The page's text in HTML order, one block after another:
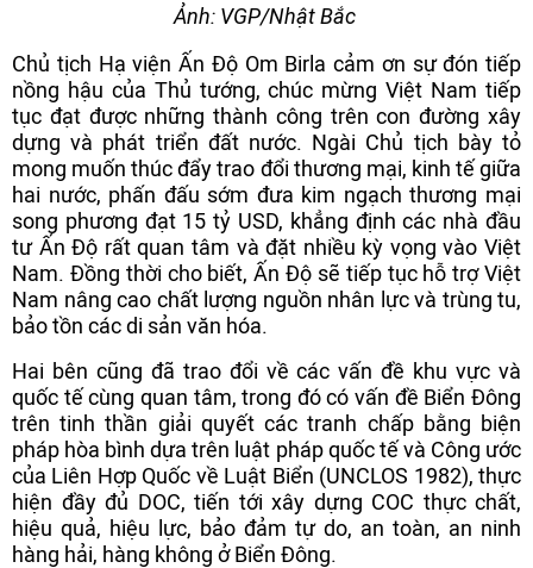
Ảnh: VGP/Nhật Bắc
Chủ tịch Hạ viện Ấn Độ Om Birla cảm ơn sự đón tiếp
nồng hậu của Thủ tướng, chúc mừng Việt Nam tiếp
tục đạt được những thành công trên con đường xây
dựng và phát triển đất nước. Ngài Chủ tịch bày tỏ
mong muốn thúc đẩy trao đổi thương mại, kinh tế giữa
hai nước, phấn đấu sớm đưa kim ngạch thương mại
song phương đạt 15 tỷ USD, khẳng định các nhà đầu
tư Ấn Độ rất quan tâm và đặt nhiều kỳ vọng vào Việt
Nam. Đồng thời cho biết, Ấn Độ sẽ tiếp tục hỗ trợ Việt
Nam nâng cao chất lượng nguồn nhân lực và trùng tu,
bảo tồn các di sản văn hóa.
Hai bên cũng đã trao đổi về các vấn đề khu vực và
quốc tế cùng quan tâm, trong đó có vấn đề Biển Đông
trên tinh thần giải quyết các tranh chấp bằng biện
pháp hòa bình dựa trên luật pháp quốc tế và Công ước
của Liên Hợp Quốc về Luật Biển (UNCLOS 1982), thực
hiện đầy đủ DOC, tiến tới xây dựng COC thực chất,
hiệu quả, hiệu lực, bảo đảm tự do, an toàn, an ninh
hàng hải, hàng không ở Biển Đông.